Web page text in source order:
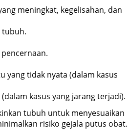
meningkat, kegelisahan, dan
tubuh.
yang tidak nyata (dalam kasus
kasus yang jarang terjadi).
tubuh untuk menyesuaikan
risiko gejala putus obat.